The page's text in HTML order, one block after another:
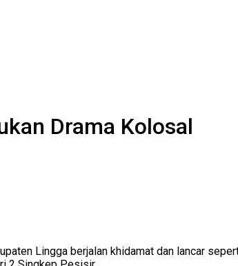
Drama Kolosal
Lingga berjalan khidamat dan lancar